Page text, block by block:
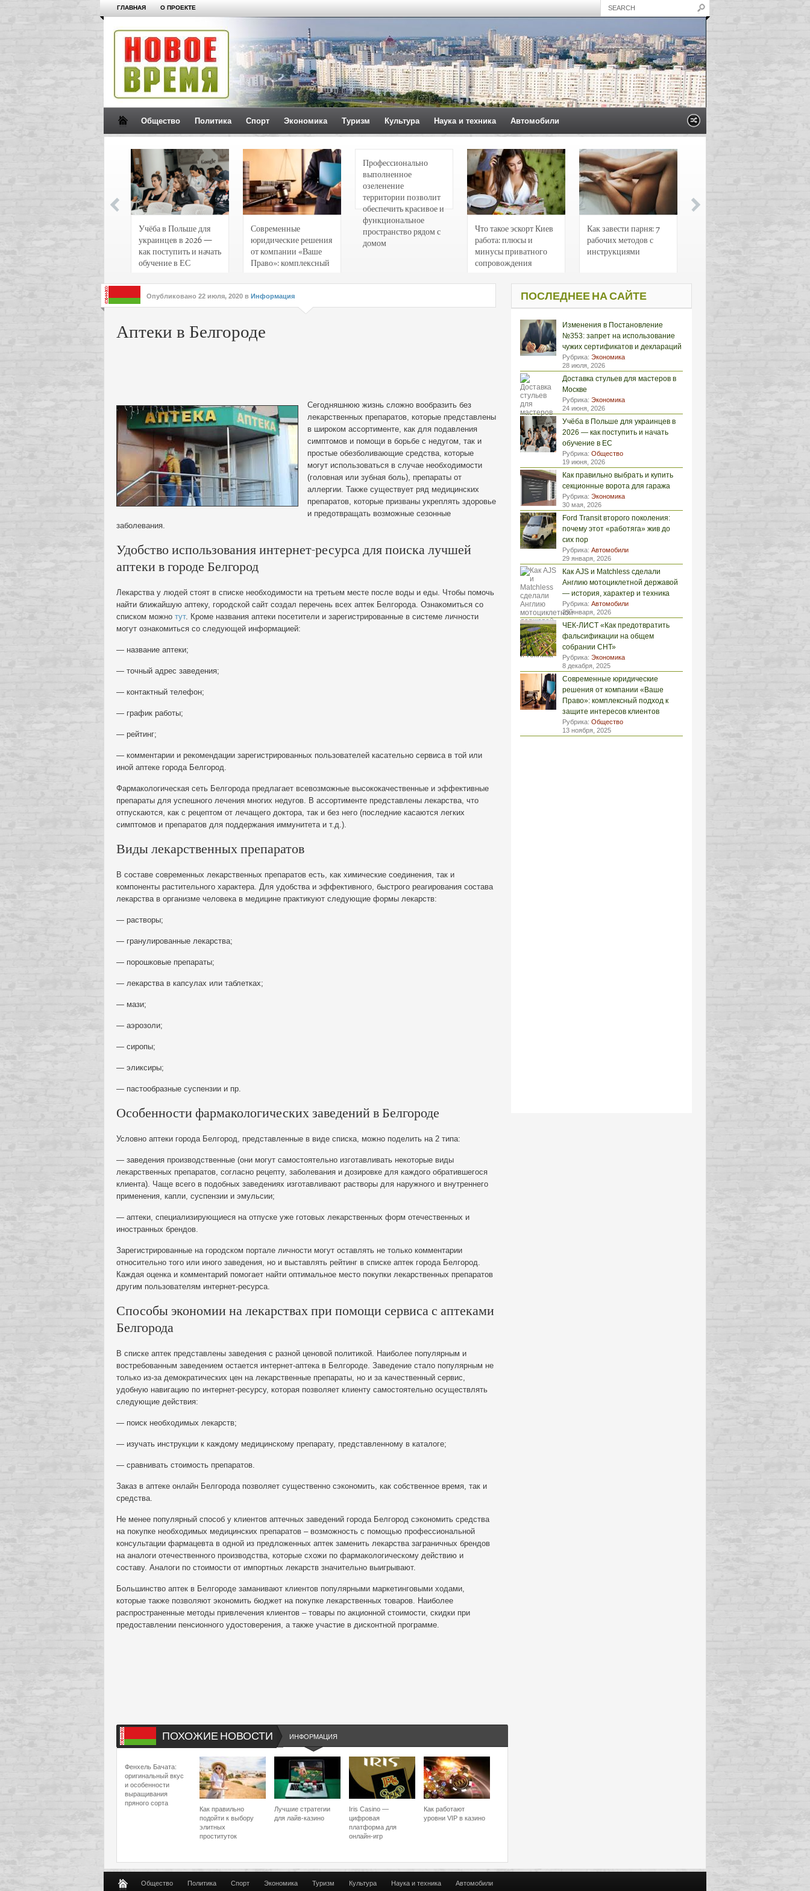
ГЛАВНАЯ О ПРОЕКТЕ
Общество Политика Спорт Экономика Туризм Культура Наука и техника Автомобили
Учёба в Польше для
украинцев в 2026 —
как поступить и начать
обучение в ЕС
Современные
юридические решения
от компании «Ваше
Право»: комплексный
интересов клиентов
Профессионально
выполненное
озеленение
территории позволит
обеспечить красивое и
функциональное
пространство рядом с
домом
Что такое эскорт Киев
работа: плюсы и
минусы приватного
сопровождения
Как завести парня: 7
рабочих методов с
инструкциями
Опубликовано 22 июля, 2020 в Информация
Аптеки в Белгороде
Сегодняшнюю жизнь сложно вообразить без
лекарственных препаратов, которые представлены
в широком ассортименте, как для подавления
симптомов и помощи в борьбе с недугом, так и
простые обезболивающие средства, которые
могут использоваться в случае необходимости
(головная или зубная боль), препараты от
аллергии. Также существует ряд медицинских
препаратов, которые призваны укреплять здоровье
и предотвращать возможные сезонные
заболевания.
Удобство использования интернет-ресурса для поиска лучшей
аптеки в городе Белгород
Лекарства у людей стоят в списке необходимости на третьем месте после воды и еды. Чтобы помочь
найти ближайшую аптеку, городской сайт создал перечень всех аптек Белгорода. Ознакомиться со
списком можно тут. Кроме названия аптеки посетители и зарегистрированные в системе личности
могут ознакомиться со следующей информацией:
— название аптеки;
— точный адрес заведения;
— контактный телефон;
— график работы;
— рейтинг;
— комментарии и рекомендации зарегистрированных пользователей касательно сервиса в той или
иной аптеке города Белгород.
Фармакологическая сеть Белгорода предлагает всевозможные высококачественные и эффективные
препараты для успешного лечения многих недугов. В ассортименте представлены лекарства, что
отпускаются, как с рецептом от лечащего доктора, так и без него (последние касаются легких
симптомов и препаратов для поддержания иммунитета и т.д.).
Виды лекарственных препаратов
В составе современных лекарственных препаратов есть, как химические соединения, так и
компоненты растительного характера. Для удобства и эффективного, быстрого реагирования состава
лекарства в организме человека в медицине практикуют следующие формы лекарств:
— растворы;
— гранулированные лекарства;
— порошковые препараты;
— лекарства в капсулах или таблетках;
— мази;
— аэрозоли;
— сиропы;
— эликсиры;
— пастообразные суспензии и пр.
Особенности фармакологических заведений в Белгороде
Условно аптеки города Белгород, представленные в виде списка, можно поделить на 2 типа:
— заведения производственные (они могут самостоятельно изготавливать некоторые виды
лекарственных препаратов, согласно рецепту, заболевания и дозировке для каждого обратившегося
клиента). Чаще всего в подобных заведениях изготавливают растворы для наружного и внутреннего
применения, капли, суспензии и эмульсии;
— аптеки, специализирующиеся на отпуске уже готовых лекарственных форм отечественных и
иностранных брендов.
Зарегистрированные на городском портале личности могут оставлять не только комментарии
относительно того или иного заведения, но и выставлять рейтинг в списке аптек города Белгород.
Каждая оценка и комментарий помогает найти оптимальное место покупки лекарственных препаратов
другим пользователям интернет-ресурса.
Способы экономии на лекарствах при помощи сервиса с аптеками
Белгорода
В списке аптек представлены заведения с разной ценовой политикой. Наиболее популярным и
востребованным заведением остается интернет-аптека в Белгороде. Заведение стало популярным не
только из-за демократических цен на лекарственные препараты, но и за качественный сервис,
удобную навигацию по интернет-ресурсу, которая позволяет клиенту самостоятельно осуществлять
следующие действия:
— поиск необходимых лекарств;
— изучать инструкции к каждому медицинскому препарату, представленному в каталоге;
— сравнивать стоимость препаратов.
Заказ в аптеке онлайн Белгорода позволяет существенно сэкономить, как собственное время, так и
средства.
Не менее популярный способ у клиентов аптечных заведений города Белгород сэкономить средства
на покупке необходимых медицинских препаратов – возможность с помощью профессиональной
консультации фармацевта в одной из предложенных аптек заменить лекарства заграничных брендов
на аналоги отечественного производства, которые схожи по фармакологическому действию и
составу. Аналоги по стоимости от импортных лекарств значительно выигрывают.
Большинство аптек в Белгороде заманивают клиентов популярными маркетинговыми ходами,
которые также позволяют экономить бюджет на покупке лекарственных товаров. Наиболее
распространенные методы привлечения клиентов – товары по акционной стоимости, скидки при
предоставлении пенсионного удостоверения, а также участие в дисконтной программе.
ПОХОЖИЕ НОВОСТИ ИНФОРМАЦИЯ
Фенхель Бачата:
оригинальный вкус
и особенности
выращивания
пряного сорта
Как правильно
подойти к выбору
элитных
проституток
Лучшие стратегии
для лайв-казино
Iris Casino —
цифровая
платформа для
онлайн-игр
Как работают
уровни VIP в казино
ПОСЛЕДНЕЕ НА САЙТЕ
Изменения в Постановление
№353: запрет на использование
чужих сертификатов и деклараций
Рубрика: Экономика
28 июля, 2026
Доставка стульев для мастеров в
Москве
Рубрика: Экономика
24 июня, 2026
Учёба в Польше для украинцев в
2026 — как поступить и начать
обучение в ЕС
Рубрика: Общество
19 июня, 2026
Как правильно выбрать и купить
секционные ворота для гаража
Рубрика: Экономика
30 мая, 2026
Ford Transit второго поколения:
почему этот «работяга» жив до
сих пор
Рубрика: Автомобили
29 января, 2026
Как AJS и Matchless сделали
Англию мотоциклетной державой
— история, характер и техника
Рубрика: Автомобили
29 января, 2026
ЧЕК-ЛИСТ «Как предотвратить
фальсификации на общем
собрании СНТ»
Рубрика: Экономика
8 декабря, 2025
Современные юридические
решения от компании «Ваше
Право»: комплексный подход к
защите интересов клиентов
Рубрика: Общество
13 ноября, 2025
Общество Политика Спорт Экономика Туризм Культура Наука и техника Автомобили